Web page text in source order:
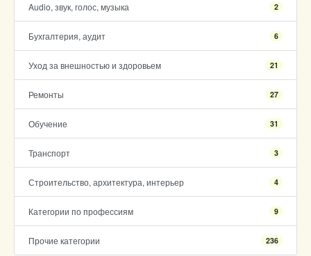
Audio, звук, голос, музыка 2
Бухгалтерия, аудит 6
Уход за внешностью и здоровьем 21
Ремонты 27
Обучение 31
Транспорт 3
Строительство, архитектура, интерьер 4
Категории по профессиям 9
Прочие категории 236